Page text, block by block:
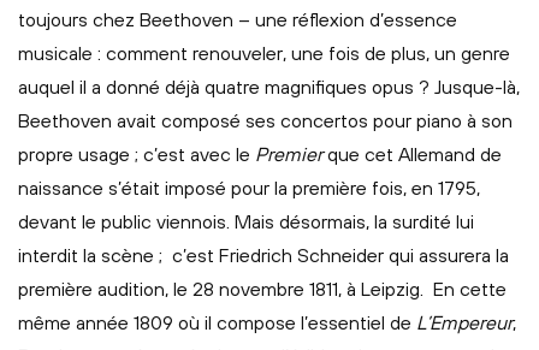
toujours chez Beethoven – une réflexion d’essence
musicale : comment renouveler, une fois de plus, un genre
auquel il a donné déjà quatre magnifiques opus ? Jusque-là,
Beethoven avait composé ses concertos pour piano à son
propre usage ; c’est avec le Premierque cet Allemand de
naissance s’était imposé pour la première fois, en 1795,
devant le public viennois. Mais désormais, la surdité lui
interdit la scène ; c’est Friedrich Schneider qui assurera la
première audition, le 28 novembre 1811, à Leipzig. En cette
même année 1809 où il compose l’essentiel de L’Empereur,